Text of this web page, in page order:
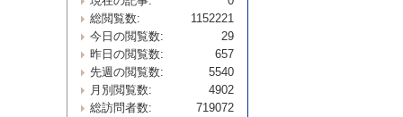
1152221
総閲覧数:
29
今日の閲覧数:
657
昨日の閲覧数:
5540
先週の閲覧数:
4902
月別閲覧数:
719072
総訪問者数: